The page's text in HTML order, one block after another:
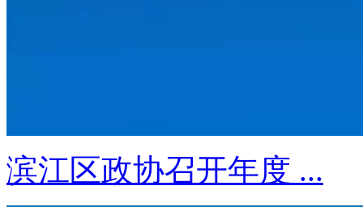
滨江区政协召开年度 ...